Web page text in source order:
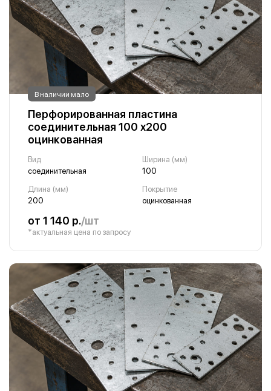
В наличии мало
Перфорированная пластина
соединительная 100 х200
оцинкованная
Вид
соединительная
Ширина (мм)
100
Длина (мм)
200
Покрытие
оцинкованная
от 1 140 р./шт
*актуальная цена по запросу